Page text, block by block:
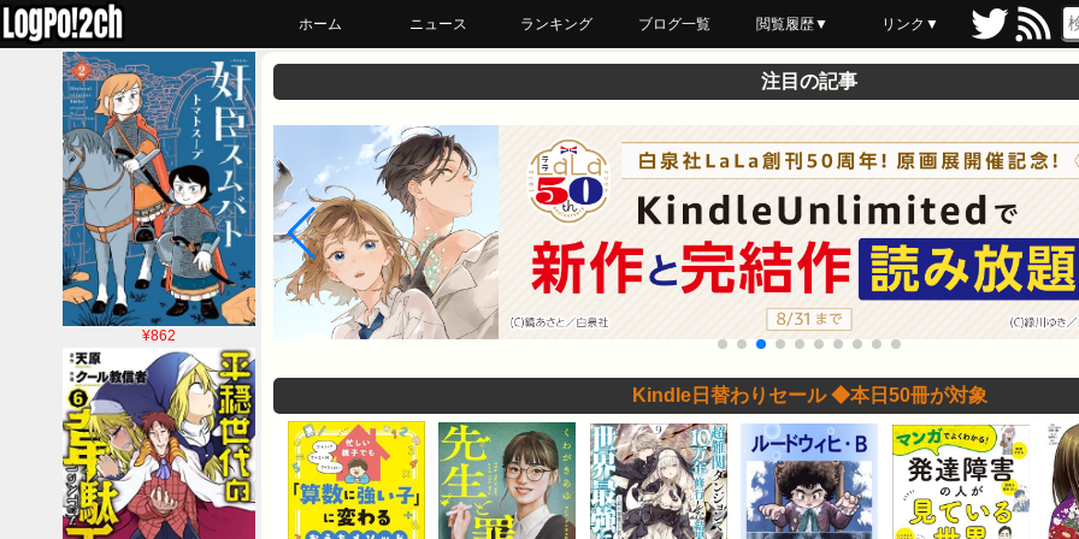
ホーム ニュース ランキング ブログ一覧 閲覧履歴▼
最近読んだ
あとで読む
ブックマーク
リンク▼
¥862
注目の記事
Kindle日替わりセール ◆本日50冊が対象